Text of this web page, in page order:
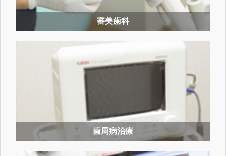
審美歯科
歯周病治療